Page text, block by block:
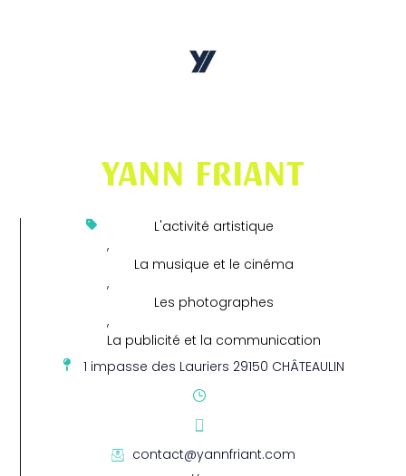
YANN FRIANT
L'activité artistique
,
La musique et le cinéma
,
Les photographes
,
La publicité et la communication
1 impasse des Lauriers 29150 CHÂTEAULIN
contact@yannfriant.com